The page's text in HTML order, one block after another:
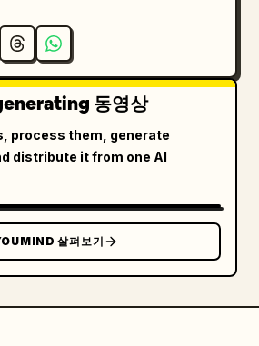
동영상
process them, generate
distribute it from one AI
살펴보기